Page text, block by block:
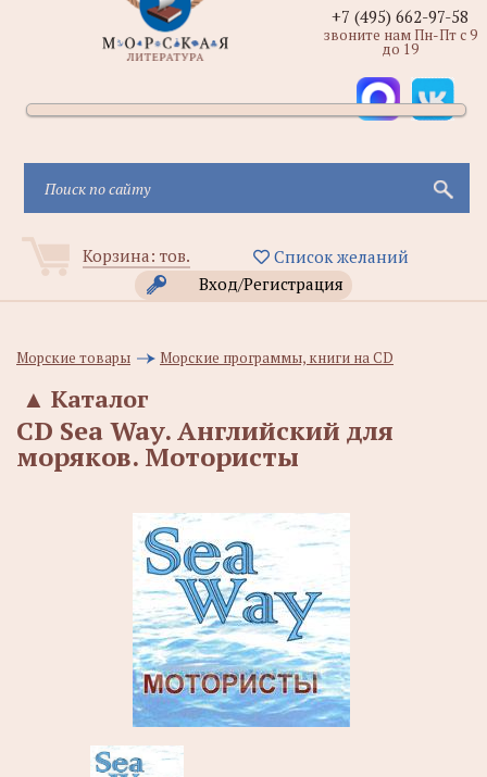
Корзина: тов.
Список желаний
Вход/Регистрация
+7 (495) 662-97-58
звоните нам Пн-Пт с 9
до 19
Морские товары Морские программы, книги на CD
Каталог
▲
CD Sea Way. Английский для
моряков. Мотористы